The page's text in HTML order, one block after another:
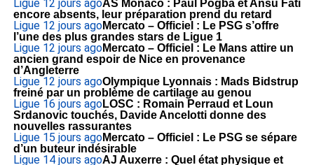
Ligue 12 jours agoAS Monaco : Paul Pogba et Ansu Fati
encore absents, leur préparation prend du retard
Ligue 12 jours agoMercato – Officiel : Le PSG s’offre
l’une des plus grandes stars de Ligue 1
Ligue 12 jours agoMercato – Officiel : Le Mans attire un
ancien grand espoir de Nice en provenance
d’Angleterre
Ligue 12 jours agoOlympique Lyonnais : Mads Bidstrup
freiné par un problème de cartilage au genou
Ligue 16 jours agoLOSC : Romain Perraud et Loun
Srdanovic touchés, Davide Ancelotti donne des
nouvelles rassurantes
Ligue 15 jours agoMercato – Officiel : Le PSG se sépare
d’un buteur indésirable
Ligue 14 jours agoAJ Auxerre : Quel état physique et